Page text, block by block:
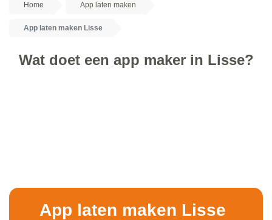
Home App laten maken
App laten maken Lisse
Wat doet een app maker in Lisse?
App laten maken Lisse